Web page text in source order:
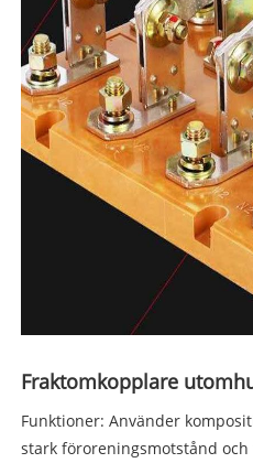
Fraktomkopplare
Funktioner: Använder
stark föroreningsmotstånd